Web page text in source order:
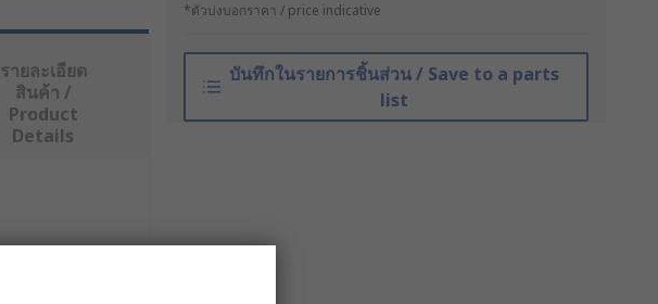
*ตัวบ่งบอกราคา / price indicative
บันทึกในรายการชิ้นส่วน / Save to a parts
list
รายละเอียด
สินค้า /
Product
Details